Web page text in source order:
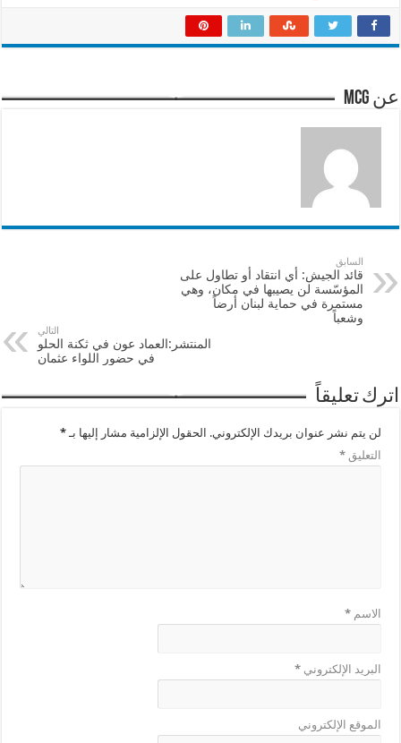
عن mcg
السابق
قائد الجيش: أي انتقاد أو تطاول على
المؤسّسة لن يصيبها في مكان، وهي
مستمرة في حماية لبنان أرضاً
وشعباً
التالي
المنتشر:العماد عون في ثكنة الحلو
في حضور اللواء عثمان
اترك تعليقاً
لن يتم نشر عنوان بريدك الإلكتروني. الحقول الإلزامية مشار إليها بـ*
التعليق*
الاسم*
البريد الإلكتروني*
الموقع الإلكتروني